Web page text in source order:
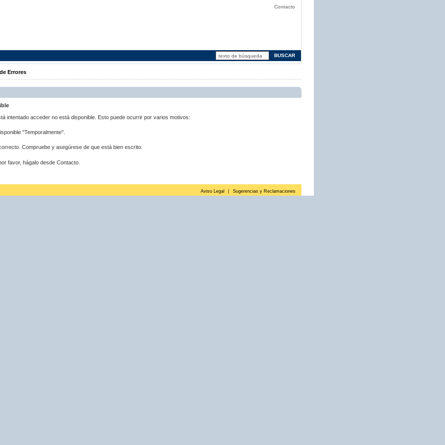
Contacto
Errores
intentado acceder no está disponible. Esto puede ocurrir por varios motivos:
"Temporalmente".
Compruebe y asegúrese de que está bien escrito.
favor, hágalo desde Contacto.
Aviso Legal Sugerencias y Reclamaciones